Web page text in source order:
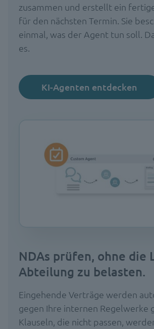
zusammen und erstellt ein
für den nächsten Termin. Sie
einmal, was der Agent tun soll.
es.
KI-Agenten entdecken
NDAs prüfen, ohne die
Abteilung zu belasten.
Eingehende Verträge werden
gegen Ihre internen Regelwerke
Klauseln, die nicht passen,